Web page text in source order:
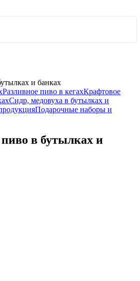
и банках
Разливное пиво в кегахКрафтовое
Сидр, медовуха в бутылках и
Подарочные наборы и
в бутылках и